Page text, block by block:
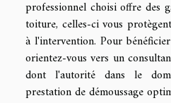
professionnel choisi offre des
toiture, celles-ci vous
à l'intervention. Pour
orientez-vous vers un
dont l'autorité dans le
prestation de démoussage